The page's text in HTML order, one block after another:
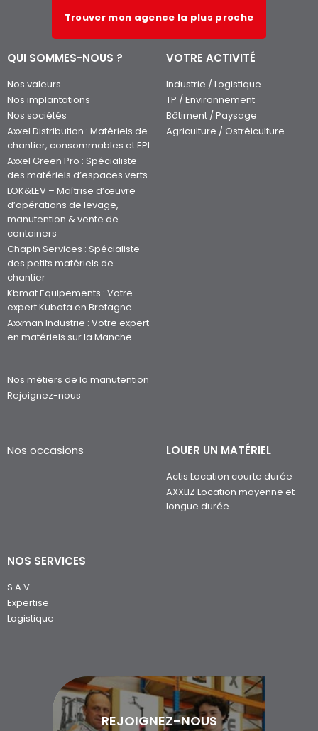
Trouver mon agence la plus proche
QUI SOMMES-NOUS ?
Nos valeurs
Nos implantations
Nos sociétés
Axxel Distribution : Matériels de
chantier, consommables et EPI
Axxel Green Pro : Spécialiste
des matériels d’espaces verts
LOK&LEV – Maîtrise d’œuvre
d’opérations de levage,
manutention & vente de
containers
Chapin Services : Spécialiste
des petits matériels de
chantier
Kbmat Equipements : Votre
expert Kubota en Bretagne
Axxman Industrie : Votre expert
en matériels sur la Manche
Nos métiers de la manutention
Rejoignez-nous
VOTRE ACTIVITÉ
Industrie / Logistique
TP / Environnement
Bâtiment / Paysage
Agriculture / Ostréiculture
Nos occasions LOUER UN MATÉRIEL
Actis Location courte durée
AXXLIZ Location moyenne et
longue durée
NOS SERVICES
S.A.V
Expertise
Logistique
REJOIGNEZ-NOUS